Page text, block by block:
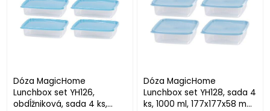
Dóza MagicHome
Lunchbox set YH126,
obdĺžniková, sada 4 ks,
Dóza MagicHome
Lunchbox set YH128, sada 4
ks, 1000 ml, 177x177x58 mm,